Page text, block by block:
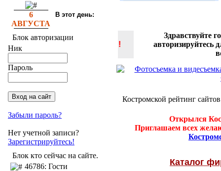
6
АВГУСТА
В этот день:
Блок авторизации
Ник
Пароль
Забыли пароль?
Нет учетной записи?
Зарегистрируйтесь!
Блок кто сейчас на сайте.
46786: Гости
!
Здравствуйте
авторизируйтесь
Костромской рейтинг сайтов
Открылся
Приглашаем всех
Каталог